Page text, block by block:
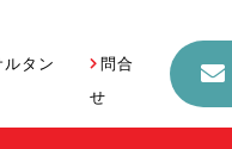
ルタン
問合
せ